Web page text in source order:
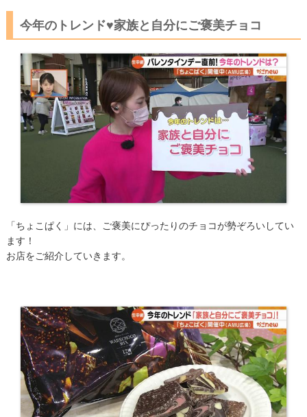
今年のトレンド♥家族と自分にご褒美チョコ
「ちょこぱく」には、ご褒美にぴったりのチョコが勢ぞろいしてい
ます！
お店をご紹介していきます。